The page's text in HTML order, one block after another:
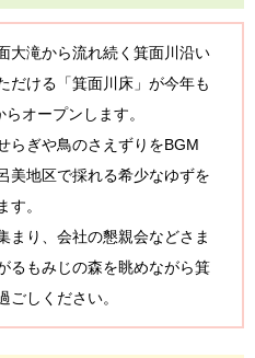
大滝から流れ続く箕面川沿い
だける「箕面川床」が今年も
オープンします。
らぎや鳥のさえずりをBGM
美地区で採れる希少なゆずを
す。
まり、会社の懇親会などさま
るもみじの森を眺めながら箕
ごしください。